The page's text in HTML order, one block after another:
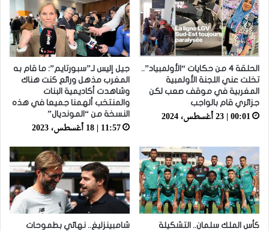
الحلقة 4 من حكايات “الأولمبياد”..
تخلت عني اللجنة الأولمبية
المغربية في موقف صعب لكن
جزائري قام بالواجب
00:01 | 23 أغسطس، 2024
جيل إليس لـ”سبورتايم”: ما قام به
المغرب مذهل ورائع كنت هناك
وشاهدت أكاديمية البنات
والمنتخب ألهمنا جميعا في هذه
النسخة من “المونديال”
11:57 | 18 أغسطس، 2023
كأس الملك سلمان.. التشكيلة
شامبينزليغ.. نهائي بطموحات